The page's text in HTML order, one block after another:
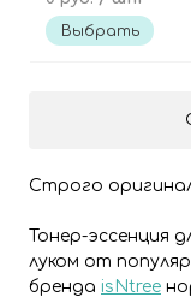
Выбрать
Строго
Тонер-эссенция
луком от
бренда isNtree